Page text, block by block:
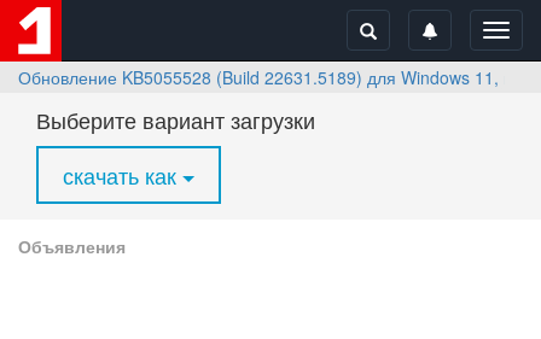
Обновление KB5055528 (Build 22631.5189) для Windows 11,
Выберите вариант загрузки
скачать как
Объявления